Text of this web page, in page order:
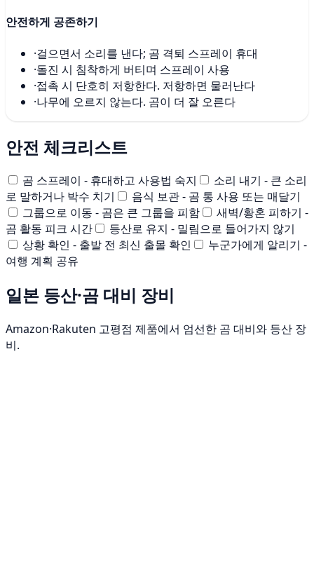
안전하게 공존하기
·걸으면서 소리를 낸다; 곰 격퇴 스프레이 휴대
·돌진 시 침착하게 버티며 스프레이 사용
·접촉 시 단호히 저항한다. 저항하면 물러난다
·나무에 오르지 않는다. 곰이 더 잘 오른다
안전 체크리스트
곰 스프레이 - 휴대하고 사용법 숙지
소리 내기 - 큰 소리
로 말하거나 박수 치기
음식 보관 - 곰 통 사용 또는 매달기
그룹으로 이동 - 곰은 큰 그룹을 피함
새벽/황혼 피하기 -
곰 활동 피크 시간
등산로 유지 - 밀림으로 들어가지 않기
상황 확인 - 출발 전 최신 출몰 확인
누군가에게 알리기 -
여행 계획 공유
일본 등산·곰 대비 장비
Amazon·Rakuten 고평점 제품에서 엄선한 곰 대비와 등산 장
비.